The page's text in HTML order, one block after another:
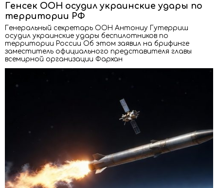
Генсек ООН осудил украинские удары по
территории РФ
Генеральный секретарь ООН Антониу Гутерриш
осудил украинские удары беспилотников по
территории России Об этом заявил на брифинге
заместитель официального представителя главы
всемирной организации Фархан